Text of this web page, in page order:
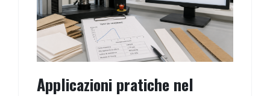
Applicazioni pratiche nel